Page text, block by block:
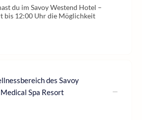
du im Savoy Westend Hotel –
bis 12:00 Uhr die Möglichkeit
des Savoy
Spa Resort